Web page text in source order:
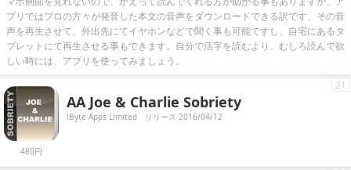
プリではプロの方々が発音した本文の音声をダウンロードできる訳です。その音
声を再生させて、外出先にてイヤホンなどで聞く事も可能ですし、自宅にあるタ
ブレットにて再生させる事もできます。自分で活字を読むより、むしろ読んで欲
しい時には、アプリを使ってみましょう。
480円
AA Joe & Charlie Sobriety
iByte Apps Limited リリース 2016/04/12
21